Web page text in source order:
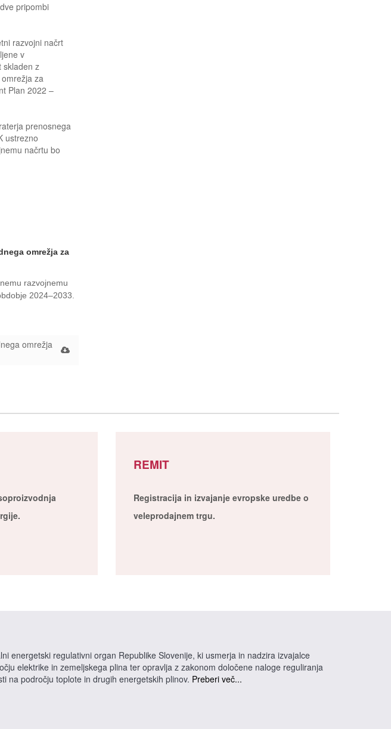
pripombi
razvojni načrt
v
skladen z
za
Plan 2022 –
prenosnega
ustrezno
načrtu bo
omrežja za
razvojnemu
2024–2033.
omrežja
REMIT
Registracija in izvajanje evropske uredbe o
veleprodajnem trgu.
energetski regulativni organ Republike Slovenije, ki usmerja in nadzira izvajalce
elektrike in zemeljskega plina ter opravlja z zakonom določene naloge reguliranja
na področju toplote in drugih energetskih plinov. Preberi več...